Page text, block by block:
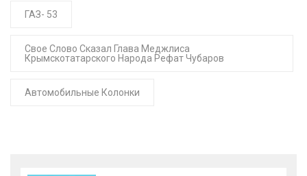
ГАЗ- 53
Свое Слово Сказал Глава Меджлиса
Крымскотатарского Народа Рефат Чубаров
Автомобильные Колонки